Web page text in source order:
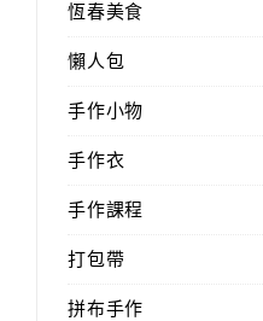
恆春美食
懶人包
手作小物
手作衣
手作課程
打包帶
拼布手作